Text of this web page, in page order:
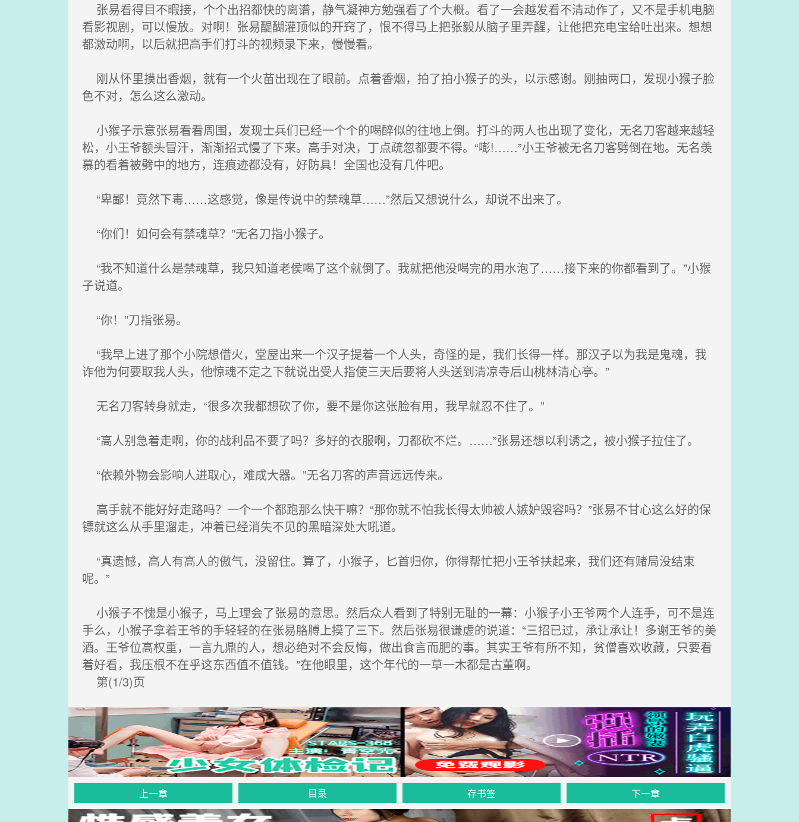
张易看得目不暇接，个个出招都快的离谱，静气凝神方勉强看了个大概。看了一会越发看不清动作了，又不是手机电脑
看影视剧，可以慢放。对啊！张易醍醐灌顶似的开窍了，恨不得马上把张毅从脑子里弄醒，让他把充电宝给吐出来。想想
都激动啊，以后就把高手们打斗的视频录下来，慢慢看。
刚从怀里摸出香烟，就有一个火苗出现在了眼前。点着香烟，拍了拍小猴子的头，以示感谢。刚抽两口，发现小猴子脸
色不对，怎么这么激动。
小猴子示意张易看看周围，发现士兵们已经一个个的喝醉似的往地上倒。打斗的两人也出现了变化，无名刀客越来越轻
松，小王爷额头冒汗，渐渐招式慢了下来。高手对决，丁点疏忽都要不得。“嘭!……”小王爷被无名刀客劈倒在地。无名羡
慕的看着被劈中的地方，连痕迹都没有，好防具！全国也没有几件吧。
“卑鄙！竟然下毒……这感觉，像是传说中的禁魂草……”然后又想说什么，却说不出来了。
“你们！如何会有禁魂草？”无名刀指小猴子。
“我不知道什么是禁魂草，我只知道老侯喝了这个就倒了。我就把他没喝完的用水泡了……接下来的你都看到了。”小猴
子说道。
“你！”刀指张易。
“我早上进了那个小院想借火，堂屋出来一个汉子提着一个人头，奇怪的是，我们长得一样。那汉子以为我是鬼魂，我
诈他为何要取我人头，他惊魂不定之下就说出受人指使三天后要将人头送到清凉寺后山桃林清心亭。”
无名刀客转身就走，“很多次我都想砍了你，要不是你这张脸有用，我早就忍不住了。”
“高人别急着走啊，你的战利品不要了吗？多好的衣服啊，刀都砍不烂。……”张易还想以利诱之，被小猴子拉住了。
“依赖外物会影响人进取心，难成大器。”无名刀客的声音远远传来。
高手就不能好好走路吗？一个一个都跑那么快干嘛？“那你就不怕我长得太帅被人嫉妒毁容吗？”张易不甘心这么好的保
镖就这么从手里溜走，冲着已经消失不见的黑暗深处大吼道。
“真遗憾，高人有高人的傲气，没留住。算了，小猴子，匕首归你，你得帮忙把小王爷扶起来，我们还有赌局没结束
呢。”
小猴子不愧是小猴子，马上理会了张易的意思。然后众人看到了特别无耻的一幕：小猴子小王爷两个人连手，可不是连
手么，小猴子拿着王爷的手轻轻的在张易胳膊上摸了三下。然后张易很谦虚的说道：“三招已过，承让承让！多谢王爷的美
酒。王爷位高权重，一言九鼎的人，想必绝对不会反悔，做出食言而肥的事。其实王爷有所不知，贫僧喜欢收藏，只要看
着好看，我压根不在乎这东西值不值钱。”在他眼里，这个年代的一草一木都是古董啊。
第(1/3)页
上一章 目录 存书签 下一章